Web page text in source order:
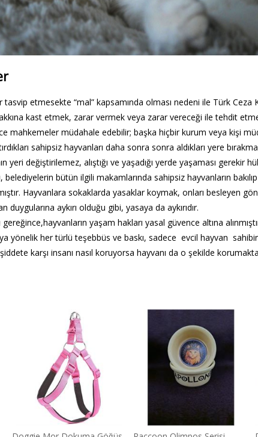
etmesekte “mal” kapsamında olması nedeni ile Türk Ceza
kast etmek, zarar vermek veya zarar vereceği ile tehdit
mahkemeler müdahale edebilir; başka hiçbir kurum veya kişi
sahipsiz hayvanları daha sonra sonra aldıkları yere
yeri değiştirilemez, alıştığı ve yaşadığı yerde yaşaması gerekir
bütün ilgili makamlarında sahipsiz hayvanların
Hayvanlara sokaklarda yasaklar koymak, onları besleyen
aykırı olduğu gibi, yasaya da aykırıdır.
yaşam hakları yasal güvence altına
yönelik her türlü teşebbüs ve baskı, sadece evcil hayvan
karşı insanı nasıl koruyorsa hayvanı da o şekilde